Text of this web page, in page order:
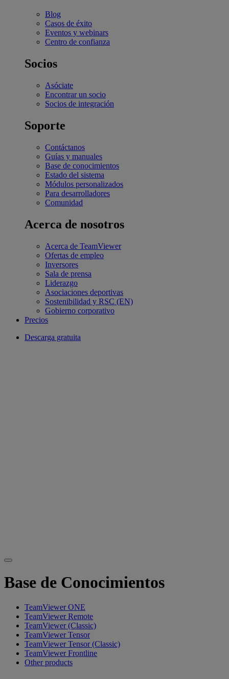
Blog
Casos de éxito
Eventos y webinars
Centro de confianza
Socios
Asóciate
Encontrar un socio
Socios de integración
Soporte
Contáctanos
Guías y manuales
Base de conocimientos
Estado del sistema
Módulos personalizados
Para desarrolladores
Comunidad
Acerca de nosotros
Acerca de TeamViewer
Ofertas de empleo
Inversores
Sala de prensa
Liderazgo
Asociaciones deportivas
Sostenibilidad y RSC (EN)
Gobierno corporativo
Precios
Descarga gratuita
Base de Conocimientos
TeamViewer ONE
TeamViewer Remote
TeamViewer (Classic)
TeamViewer Tensor
TeamViewer Tensor (Classic)
TeamViewer Frontline
Other products